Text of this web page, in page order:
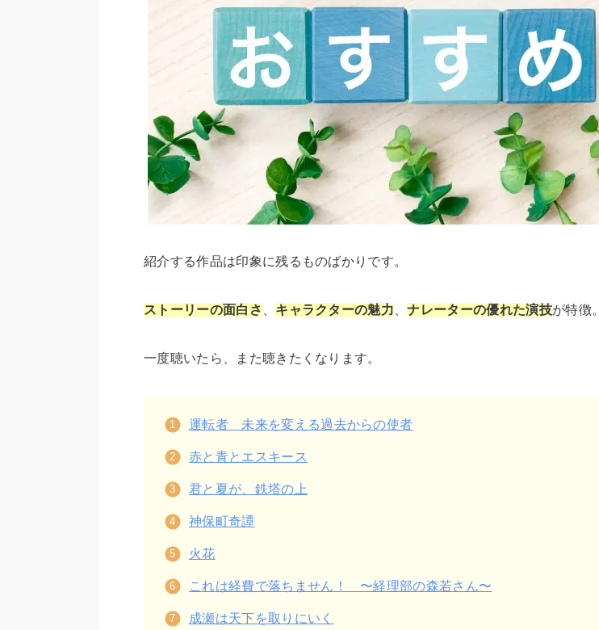
紹介する作品は印象に残るものばかりです。
ストーリーの面白さ キャラクターの魅力 、ナレーターの優れた演技が特徴。
一度聴いたら、また聴きたくなります。
運転者 未来を変える過去からの使者
赤と青とエスキース
君と夏が、鉄塔の上
神保町奇譚
火花
これは経費で落ちません！ 〜経理部の森若さん〜
成瀬は天下を取りにいく